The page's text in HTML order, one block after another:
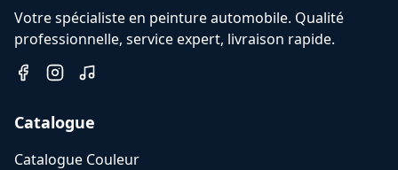
Votre spécialiste en peinture automobile. Qualité
professionnelle, service expert, livraison rapide.
Catalogue
Catalogue Couleur